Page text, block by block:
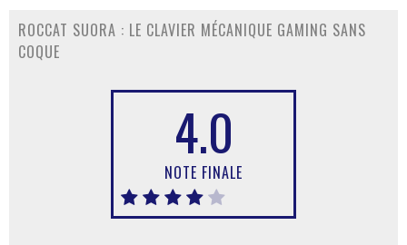
ROCCAT SUORA : LE CLAVIER MÉCANIQUE GAMING SANS
COQUE
4.0
NOTE FINALE